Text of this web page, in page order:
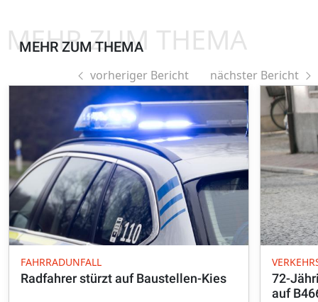
MEHR ZUM THEMA
MEHR ZUM THEMA
vorheriger Bericht nächster Bericht
FAHRRADUNFALL
Radfahrer stürzt auf Baustellen-Kies
72-
auf